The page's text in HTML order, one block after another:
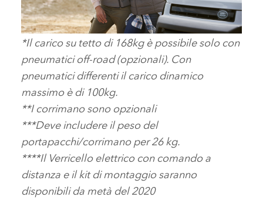
ATTENZIONE AL DETTAGLIO: LA
NUOVA LAND ROVER DEFENDER
*Il carico su tetto di 168kg è possibile solo con
pneumatici off‑road (opzionali). Con
pneumatici differenti il carico dinamico
massimo è di 100kg.
**I corrimano sono opzionali
***Deve includere il peso del
portapacchi/corrimano per 26 kg.
****Il Verricello elettrico con comando a
distanza e il kit di montaggio saranno
disponibili da metà del 2020